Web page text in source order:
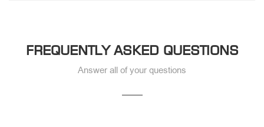
FREQUENTLY ASKED QUESTIONS
Answer all of your questions